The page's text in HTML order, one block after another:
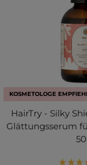
KOSMETOLOGE
HairTry - Silky
Glättungsserum